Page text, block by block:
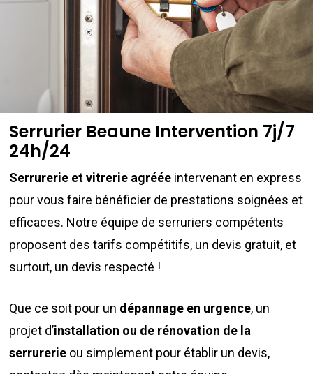
Serrurier Beaune Intervention 7j/7
24h/24
Serrurerie et vitrerie agréée intervenant en express
pour vous faire bénéficier de prestations soignées et
efficaces. Notre équipe de serruriers compétents
proposent des tarifs compétitifs, un devis gratuit, et
surtout, un devis respecté !
Que ce soit pour un dépannage en urgence, un
projet d’installation ou de rénovation de la
serrurerie ou simplement pour établir un devis,